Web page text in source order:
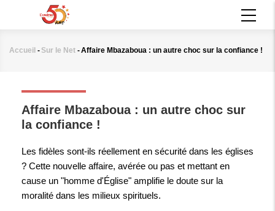
principal
Fil
Accueil - Sur le Net -Affaire Mbazaboua : un autre choc sur la confiance !
Affaire Mbazaboua : un autre choc sur
la confiance !
Les fidèles sont-ils réellement en sécurité dans les églises
? Cette nouvelle affaire, avérée ou pas et mettant en
cause un "homme d'Église" amplifie le doute sur la
moralité dans les milieux spirituels.